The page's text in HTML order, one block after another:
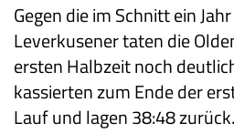
Gegen die im Schnitt ein
Leverkusener taten die
ersten Halbzeit noch
kassierten zum Ende der
Lauf und lagen 38:48 zurück.